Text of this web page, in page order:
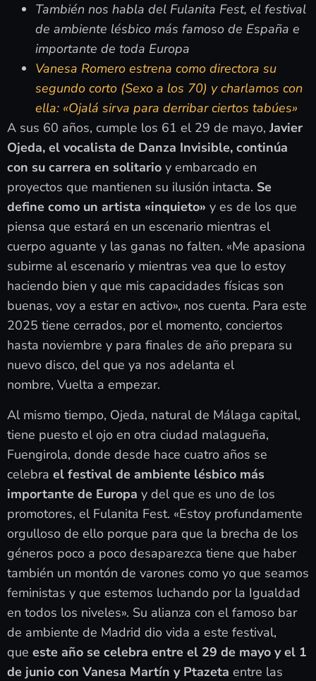
También nos habla del Fulanita Fest, el festival
de ambiente lésbico más famoso de España e
importante de toda Europa
Vanesa Romero estrena como directora su
segundo corto (Sexo a los 70) y charlamos con
ella: «Ojalá sirva para derribar ciertos tabúes»
A sus 60 años, cumple los 61 el 29 de mayo, Javier
Ojeda, el vocalista de Danza Invisible, continúa
con su carrera en solitario y embarcado en
proyectos que mantienen su ilusión intacta. Se
define como un artista «inquieto» y es de los que
piensa que estará en un escenario mientras el
cuerpo aguante y las ganas no falten. «Me apasiona
subirme al escenario y mientras vea que lo estoy
haciendo bien y que mis capacidades físicas son
buenas, voy a estar en activo», nos cuenta. Para este
2025 tiene cerrados, por el momento, conciertos
hasta noviembre y para finales de año prepara su
nuevo disco, del que ya nos adelanta el
nombre, Vuelta a empezar.
Al mismo tiempo, Ojeda, natural de Málaga capital,
tiene puesto el ojo en otra ciudad malagueña,
Fuengirola, donde desde hace cuatro años se
celebra el festival de ambiente lésbico más
importante de Europa y del que es uno de los
promotores, el Fulanita Fest. «Estoy profundamente
orgulloso de ello porque para que la brecha de los
géneros poco a poco desaparezca tiene que haber
también un montón de varones como yo que seamos
feministas y que estemos luchando por la Igualdad
en todos los niveles». Su alianza con el famoso bar
de ambiente de Madrid dio vida a este festival,
que este año se celebra entre el 29 de mayo y el 1
de junio con Vanesa Martín y Ptazeta entre las